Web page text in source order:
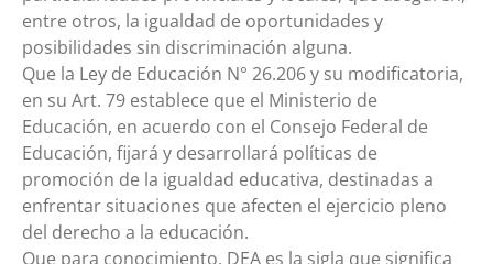
entre otros, la igualdad de oportunidades y
posibilidades sin discriminación alguna.
Que la Ley de Educación N° 26.206 y su modificatoria,
en su Art. 79 establece que el Ministerio de
Educación, en acuerdo con el Consejo Federal de
Educación, fijará y desarrollará políticas de
promoción de la igualdad educativa, destinadas a
enfrentar situaciones que afecten el ejercicio pleno
del derecho a la educación.
Que para conocimiento, DEA es la sigla que significa